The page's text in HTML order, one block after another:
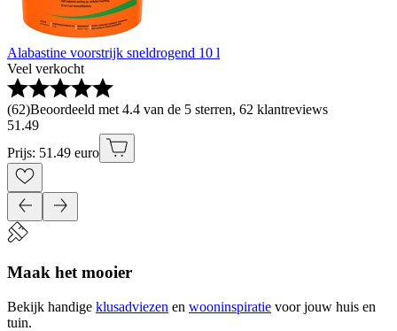
Alabastine voorstrijk sneldrogend 10 l
Veel verkocht
(62)Beoordeeld met 4.4 van de 5 sterren, 62 klantreviews
51 .49
Prijs: 51.49 euro
Maak het mooier
Bekijk handige klusadviezen en wooninspiratie voor jouw huis en
tuin.